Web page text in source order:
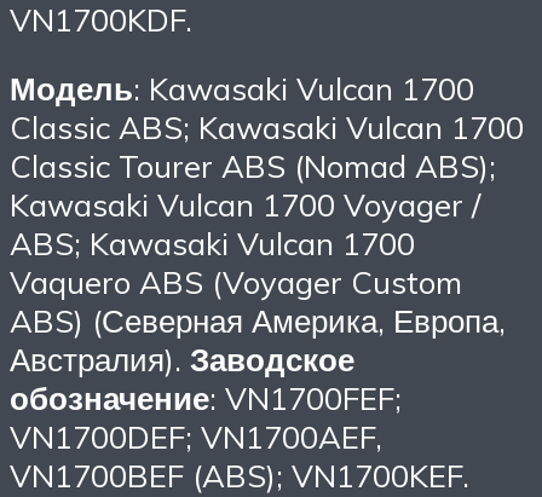
VN1700KDF.
Модель: Kawasaki Vulcan 1700
Classic ABS; Kawasaki Vulcan 1700
Classic Tourer ABS (Nomad ABS);
Kawasaki Vulcan 1700 Voyager /
ABS; Kawasaki Vulcan 1700
Vaquero ABS (Voyager Custom
ABS) (Северная Америка, Европа,
Австралия). Заводское
обозначение: VN1700FEF;
VN1700DEF; VN1700AEF,
VN1700BEF (ABS); VN1700KEF.